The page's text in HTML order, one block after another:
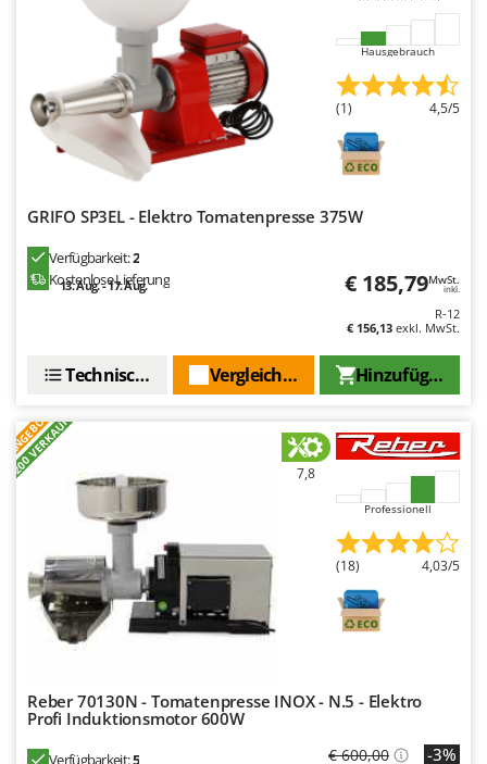
Hausgebrauch
(1) 4,5/5
GRIFO SP3EL - Elektro Tomatenpresse 375W
Verfügbarkeit:2
Kostenlose Lieferung
13. Aug. - 17. Aug. € 185,79MwSt.
inkl.
R-12
€ 156,13 exkl. MwSt.
Hinzufügen
Vergleichen Sie
Technische Daten
ANGEBOT
+200 VERKAUFT 7,8
Professionell
(18) 4,03/5
Reber 70130N - Tomatenpresse INOX - N.5 - Elektro
Profi Induktionsmotor 600W
Verfügbarkeit:5 € 600,00 -3%